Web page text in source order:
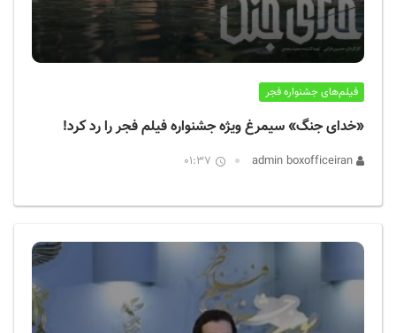
فیلم‌های جشنواره فجر
«خدای جنگ» سیمرغ ویژه جشنواره فیلم فجر را رد کرد!
01:37